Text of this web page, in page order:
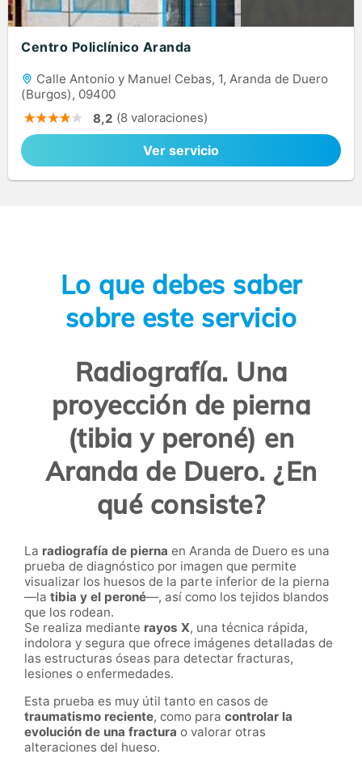
Centro Policlínico Aranda
Calle Antonio y Manuel Cebas, 1, Aranda de Duero
(Burgos), 09400
8,2 (8 valoraciones)
Ver servicio
Lo que debes saber
sobre este servicio
Radiografía. Una
proyección de pierna
(tibia y peroné) en
Aranda de Duero. ¿En
qué consiste?
La radiografía de pierna en Aranda de Duero es una
prueba de diagnóstico por imagen que permite
visualizar los huesos de la parte inferior de la pierna
—la tibia y el peroné—, así como los tejidos blandos
que los rodean.
Se realiza mediante rayos X, una técnica rápida,
indolora y segura que ofrece imágenes detalladas de
las estructuras óseas para detectar fracturas,
lesiones o enfermedades.
Esta prueba es muy útil tanto en casos de
traumatismo reciente, como para controlar la
evolución de una fractura o valorar otras
alteraciones del hueso.